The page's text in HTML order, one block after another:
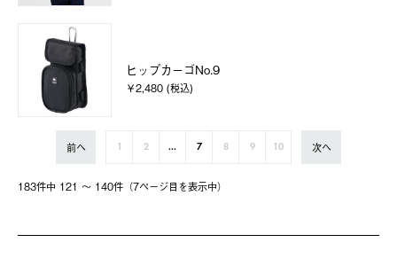
ヒップカーゴNo.9
￥2,480 (税込)
183件中 121 〜 140件（7ページ⽬を表⽰中）
前へ 2 ... 7 8 9 10 次へ